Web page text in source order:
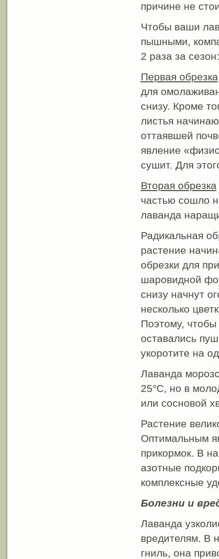
причине не
Чтобы ваши
пышными,
2 раза за сезон:
Первая обрезка
для
снизу. Кроме
листья
оттаявшей
явление
сушит. Для
Вторая обрезка
частью сошло
лаванда
Радикальная
растение
обрезки для
шаровидной
снизу начнут
несколько
Поэтому,
оставались
укоротите на
Лаванда
25°С, но в
или сосновой
Растение
Оптимальным
прикормок. В
азотные
комплексные
Болезни и
Лаванда
вредителям. В
гниль, она